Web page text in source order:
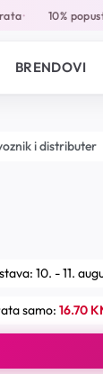
• 10%
BRENDOVI
i distributer
10. - 11.
samo: 16.70